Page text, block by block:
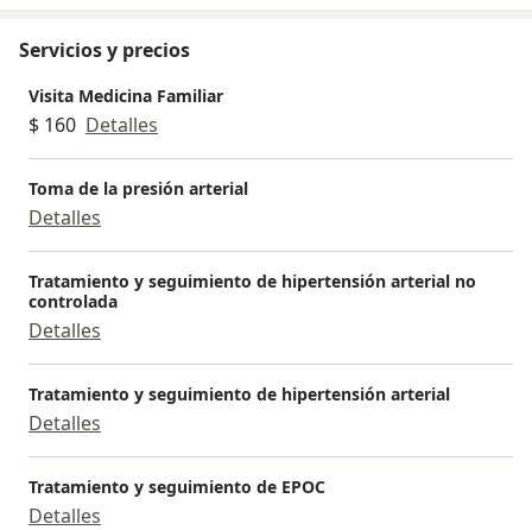
Servicios y precios
Visita Medicina Familiar
$ 160 Detalles
Toma de la presión arterial
Detalles
Tratamiento y seguimiento de hipertensión arterial no
controlada
Detalles
Tratamiento y seguimiento de hipertensión arterial
Detalles
Tratamiento y seguimiento de EPOC
Detalles